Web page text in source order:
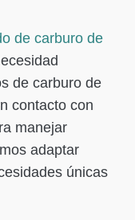
de carburo de
de carburo de
contacto con
manejar
adaptar
únicas